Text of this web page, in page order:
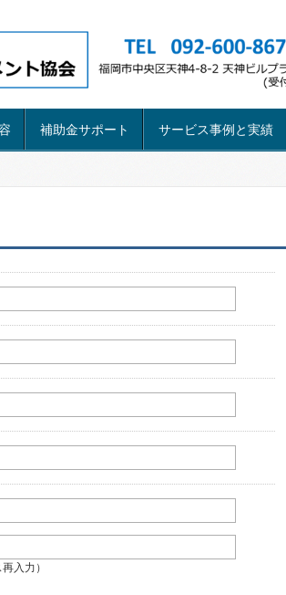
補助金サポート サービス事例と実績
入力）